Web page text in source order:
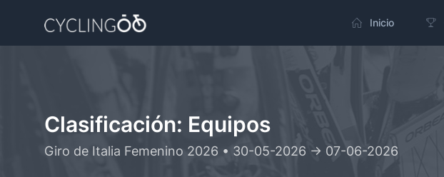
Inicio
Clasificación: Equipos
Giro de Italia Femenino 2026 • 30-05-2026 -> 07-06-2026